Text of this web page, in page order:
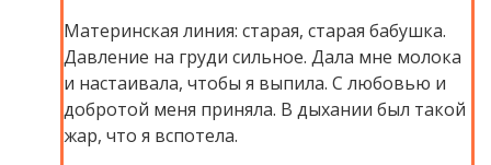
Материнская линия: старая, старая бабушка.
Давление на груди сильное. Дала мне молока
и настаивала, чтобы я выпила. С любовью и
добротой меня приняла. В дыхании был такой
жар, что я вспотела.